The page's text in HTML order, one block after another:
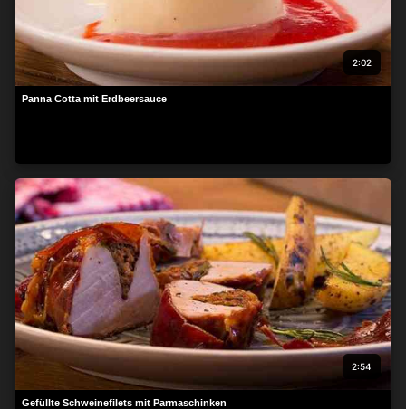
2:02
Panna Cotta mit Erdbeersauce
2:54
Gefüllte Schweinefilets mit Parmaschinken